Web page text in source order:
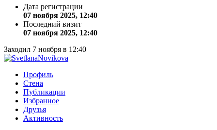
Дата регистрации
07 ноября 2025, 12:40
Последний визит
07 ноября 2025, 12:40
Заходил 7 ноября в 12:40
Профиль
Стена
Публикации
Избранное
Друзья
Активность